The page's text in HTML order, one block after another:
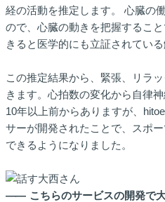
経の活動を推定します。 心臓の
ので、心臓の動きを把握するこ
きると医学的にも立証されている
この推定結果から、緊張、リラ
きます。心拍数の変化から自律
10年以上前からありますが、
サーが開発されたことで、スポ
できるようになりました。
―― こちらのサービスの開発で